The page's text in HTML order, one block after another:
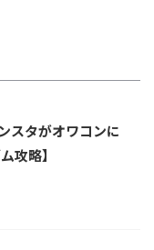
スタがオワコンに
攻略】